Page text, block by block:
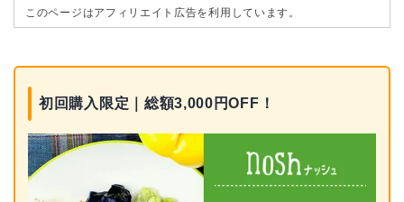
このページはアフィリエイト広告を利用しています。
初回購入限定｜総額3,000円OFF！